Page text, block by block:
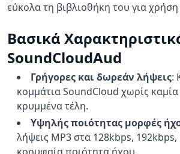
εύκολα τη βιβλιοθήκη του για
Βασικά
SoundCloudAud
Γρήγορες και δωρεάν λήψεις:
κομμάτια SoundCloud χωρίς
κρυμμένα τέλη.
Υψηλής ποιότητας μορφές
λήψεις MP3 στα 128kbps, 192kbps,